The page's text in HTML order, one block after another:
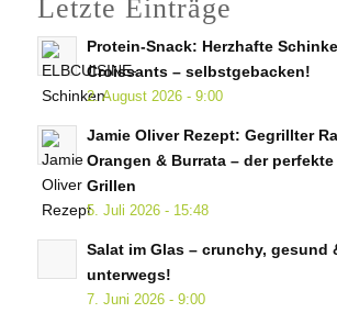
Letzte Einträge
Protein-Snack: Herzhafte
Croissants – selbstgebacken!
2. August 2026 - 9:00
Jamie Oliver Rezept: Gegrillter
Orangen & Burrata – der perfekte
Grillen
5. Juli 2026 - 15:48
Salat im Glas – crunchy, gesund
unterwegs!
7. Juni 2026 - 9:00